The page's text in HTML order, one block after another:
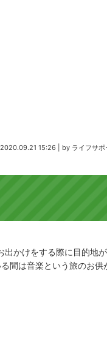
2020.09.21 15:26 by ライフサポ
かけをする際に目的地
間は音楽という旅のお供